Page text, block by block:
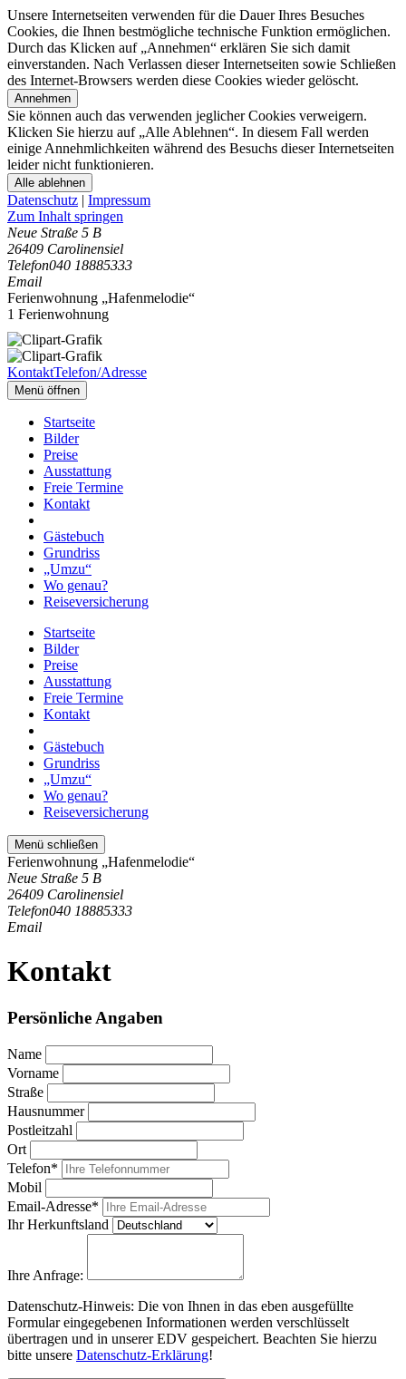
Unsere Internetseiten verwenden für die Dauer Ihres Besuches
Cookies, die Ihnen bestmögliche technische Funktion ermöglichen.
Durch das Klicken auf „Annehmen“ erklären Sie sich damit
einverstanden. Nach Verlassen dieser Internetseiten sowie Schließen
des Internet-Browsers werden diese Cookies wieder gelöscht.
Annehmen
Sie können auch das verwenden jeglicher Cookies verweigern.
Klicken Sie hierzu auf „Alle Ablehnen“. In diesem Fall werden
einige Annehmlichkeiten während des Besuchs dieser Internetseiten
leider nicht funktionieren.
Alle ablehnen
Datenschutz | Impressum
Zum Inhalt springen
Neue Straße 5 B
26409 Carolinensiel
Telefon040 18885333
Email
Ferienwohnung „Hafenmelodie“
1 Ferienwohnung
KontaktTelefon/Adresse
Menü öffnen
Startseite
Bilder
Preise
Ausstattung
Freie Termine
Kontakt
Gästebuch
Grundriss
„Umzu“
Wo genau?
Reiseversicherung
Startseite
Bilder
Preise
Ausstattung
Freie Termine
Kontakt
Gästebuch
Grundriss
„Umzu“
Wo genau?
Reiseversicherung
Menü schließen
Ferienwohnung „Hafenmelodie“
Neue Straße 5 B
26409 Carolinensiel
Telefon040 18885333
Email
Kontakt
Persönliche Angaben
Name
Vorname
Straße
Hausnummer
Postleitzahl
Ort
Telefon*
Mobil
Email-Adresse*
Ihr Herkunftsland
Ihre Anfrage:
Datenschutz-Hinweis: Die von Ihnen in das eben ausgefüllte
Formular eingegebenen Informationen werden verschlüsselt
übertragen und in unserer EDV gespeichert. Beachten Sie hierzu
bitte unsere Datenschutz-Erklärung!